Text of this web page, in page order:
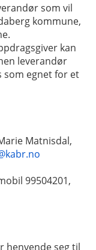
som vil
kommune,
kan
leverandør
som egnet for et
Matnisdal,
99504201,
henvende seg til